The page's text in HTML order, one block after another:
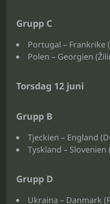
Grupp C
Portugal – Frankrike
Polen – Georgien
Torsdag 12 juni
Grupp B
Tjeckien – England
Tyskland – Slovenien
Grupp D
Ukraina – Danmark